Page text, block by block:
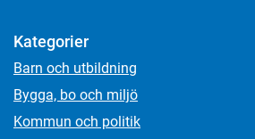
Kategorier
Barn och utbildning
Bygga, bo och miljö
Kommun och politik